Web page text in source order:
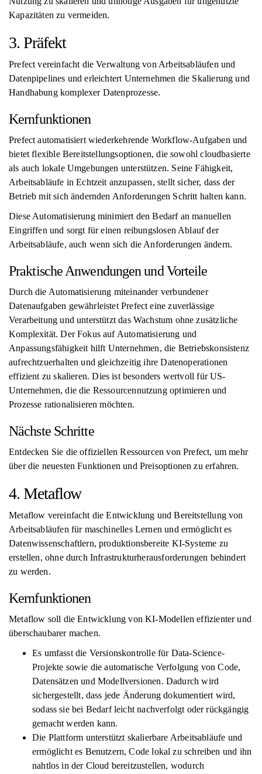
Kapazitäten zu vermeiden.
3. Präfekt
Prefect vereinfacht die Verwaltung von Arbeitsabläufen und
Datenpipelines und erleichtert Unternehmen die Skalierung und
Handhabung komplexer Datenprozesse.
Kernfunktionen
Prefect automatisiert wiederkehrende Workflow-Aufgaben und
bietet flexible Bereitstellungsoptionen, die sowohl cloudbasierte
als auch lokale Umgebungen unterstützen. Seine Fähigkeit,
Arbeitsabläufe in Echtzeit anzupassen, stellt sicher, dass der
Betrieb mit sich ändernden Anforderungen Schritt halten kann.
Diese Automatisierung minimiert den Bedarf an manuellen
Eingriffen und sorgt für einen reibungslosen Ablauf der
Arbeitsabläufe, auch wenn sich die Anforderungen ändern.
Praktische Anwendungen und Vorteile
Durch die Automatisierung miteinander verbundener
Datenaufgaben gewährleistet Prefect eine zuverlässige
Verarbeitung und unterstützt das Wachstum ohne zusätzliche
Komplexität. Der Fokus auf Automatisierung und
Anpassungsfähigkeit hilft Unternehmen, die Betriebskonsistenz
aufrechtzuerhalten und gleichzeitig ihre Datenoperationen
effizient zu skalieren. Dies ist besonders wertvoll für US-
Unternehmen, die die Ressourcennutzung optimieren und
Prozesse rationalisieren möchten.
Nächste Schritte
Entdecken Sie die offiziellen Ressourcen von Prefect, um mehr
über die neuesten Funktionen und Preisoptionen zu erfahren.
4. Metaflow
Metaflow vereinfacht die Entwicklung und Bereitstellung von
Arbeitsabläufen für maschinelles Lernen und ermöglicht es
Datenwissenschaftlern, produktionsbereite KI-Systeme zu
erstellen, ohne durch Infrastrukturherausforderungen behindert
zu werden.
Kernfunktionen
Metaflow soll die Entwicklung von KI-Modellen effizienter und
überschaubarer machen.
Es umfasst die Versionskontrolle für Data-Science-
Projekte sowie die automatische Verfolgung von Code,
Datensätzen und Modellversionen. Dadurch wird
sichergestellt, dass jede Änderung dokumentiert wird,
sodass sie bei Bedarf leicht nachverfolgt oder rückgängig
gemacht werden kann.
Die Plattform unterstützt skalierbare Arbeitsabläufe und
ermöglicht es Benutzern, Code lokal zu schreiben und ihn
nahtlos in der Cloud bereitzustellen, wodurch